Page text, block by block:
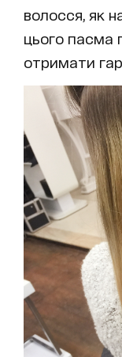
волосся, як
цього пасма
отримати